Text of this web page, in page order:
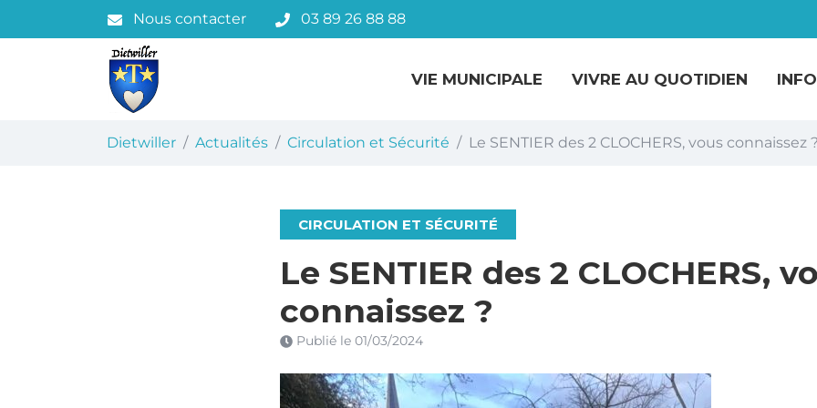
au
Nous contacter 03 89 26 88 88
Dietwiller
VIE MUNICIPALE VIVRE AU QUOTIDIEN
Dietwiller Actualités Circulation et Sécurité Le SENTIER des 2 CLOCHERS, vous connaissez
CIRCULATION ET SÉCURITÉ
Le SENTIER des 2 CLOCHERS,
connaissez ?
Publié le 01/03/2024